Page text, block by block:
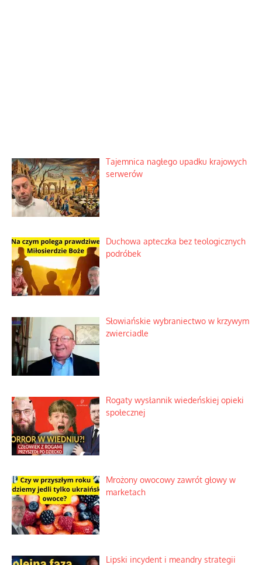
Tajemnica nagłego upadku krajowych
serwerów
Duchowa apteczka bez teologicznych
podróbek
Słowiańskie wybraniectwo w krzywym
zwierciadle
Rogaty wysłannik wiedeńskiej opieki
społecznej
Mrożony owocowy zawrót głowy w
marketach
Lipski incydent i meandry strategii